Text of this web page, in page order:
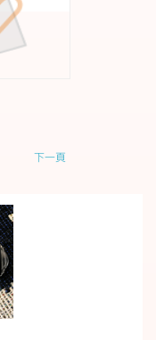
下一頁